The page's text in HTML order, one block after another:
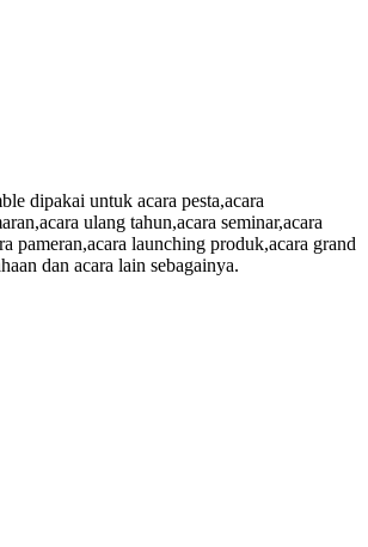
dipakai untuk acara pesta,acara
ulang tahun,acara seminar,acara
pameran,acara launching produk,acara grand
dan acara lain sebagainya.